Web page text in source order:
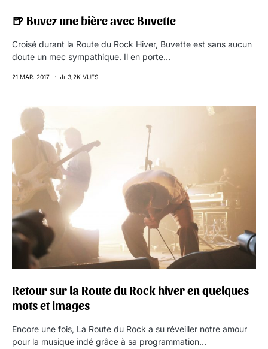
🍺 Buvez une bière avec Buvette
Croisé durant la Route du Rock Hiver, Buvette est sans aucun
doute un mec sympathique. Il en porte…
21 MAR. 2017 3,2K VUES
Retour sur la Route du Rock hiver en quelques
mots et images
Encore une fois, La Route du Rock a su réveiller notre amour
pour la musique indé grâce à sa programmation…